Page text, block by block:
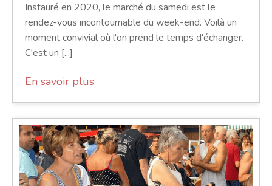
Instauré en 2020, le marché du samedi est le
rendez-vous incontournable du week-end. Voilà un
moment convivial où l'on prend le temps d'échanger.
C'est un [...]
En savoir plus